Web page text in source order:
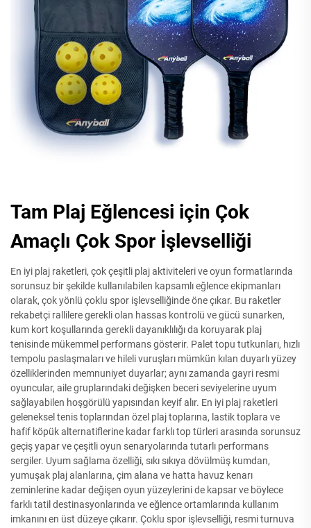
Tam Plaj Eğlencesi için Çok
Amaçlı Çok Spor İşlevselliği
En iyi plaj raketleri, çok çeşitli plaj aktiviteleri ve oyun formatlarında
sorunsuz bir şekilde kullanılabilen kapsamlı eğlence ekipmanları
olarak, çok yönlü çoklu spor işlevselliğinde öne çıkar. Bu raketler
rekabetçi rallilere gerekli olan hassas kontrolü ve gücü sunarken,
kum kort koşullarında gerekli dayanıklılığı da koruyarak plaj
tenisinde mükemmel performans gösterir. Palet topu tutkunları, hızlı
tempolu paslaşmaları ve hileli vuruşları mümkün kılan duyarlı yüzey
özelliklerinden memnuniyet duyarlar; aynı zamanda gayri resmi
oyuncular, aile gruplarındaki değişken beceri seviyelerine uyum
sağlayabilen hoşgörülü yapısından keyif alır. En iyi plaj raketleri
geleneksel tenis toplarından özel plaj toplarına, lastik toplara ve
hafif köpük alternatiflerine kadar farklı top türleri arasında sorunsuz
geçiş yapar ve çeşitli oyun senaryolarında tutarlı performans
sergiler. Uyum sağlama özelliği, sıkı sıkıya dövülmüş kumdan,
yumuşak plaj alanlarına, çim alana ve hatta havuz kenarı
zeminlerine kadar değişen oyun yüzeylerini de kapsar ve böylece
farklı tatil destinasyonlarında ve eğlence ortamlarında kullanım
imkanını en üst düzeye çıkarır. Çoklu spor işlevselliği, resmi turnuva